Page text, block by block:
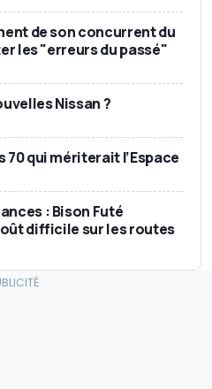
de son concurrent du
les "erreurs du passé"
Nissan ?
70 qui mériterait l’Espace
: Bison Futé
difficile sur les routes